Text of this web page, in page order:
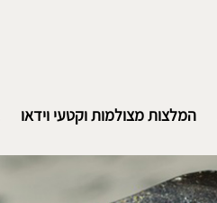
המלצות מצולמות וקטעי וידאו